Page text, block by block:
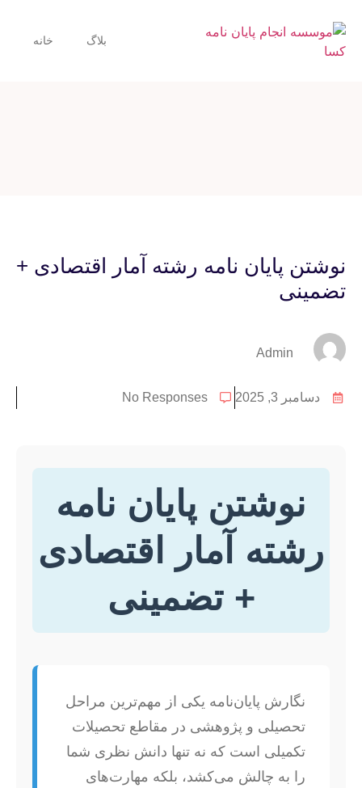
خانه بلاگ
نوشتن پایان نامه رشته آمار اقتصادی +
تضمینی
Admin
دسامبر 3, 2025 No Responses
نوشتن پایان نامه
رشته آمار اقتصادی
+ تضمینی
نگارش پایان‌نامه یکی از مهم‌ترین مراحل
تحصیلی و پژوهشی در مقاطع تحصیلات
تکمیلی است که نه تنها دانش نظری شما
را به چالش می‌کشد، بلکه مهارت‌های